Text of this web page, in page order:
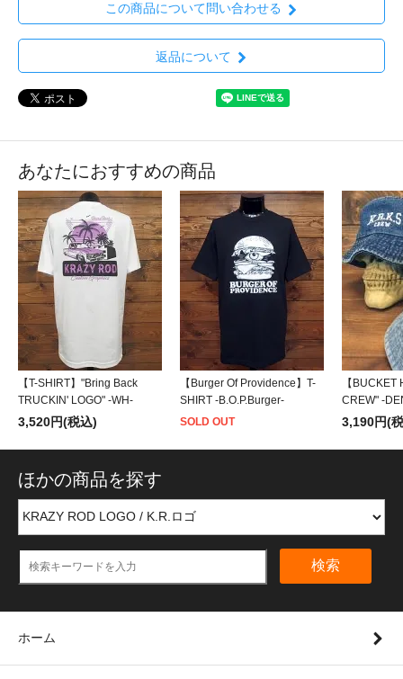
この商品について問い合わせる
返品について
あなたにおすすめの商品
【T-SHIRT】"Bring Back
TRUCKIN' LOGO" -WH-
3,520円(税込)
【Burger Of Providence】T-
SHIRT -B.O.P.Burger-
SOLD OUT
【BUCKET
CREW" -
3,190円(
ほかの商品を探す
検索
ホーム